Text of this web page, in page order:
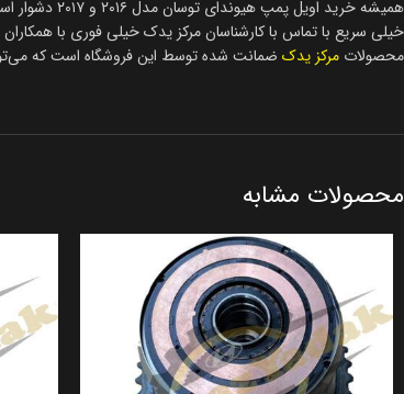
محصولات مرکز یدک ضمانت شده توسط این فروشگاه است که
محصولات مشابه